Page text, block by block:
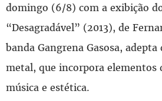
domingo (6/8) com a exibição
“Desagradável” (2013), de
banda Gangrena Gasosa,
metal, que incorpora elementos
música e estética.